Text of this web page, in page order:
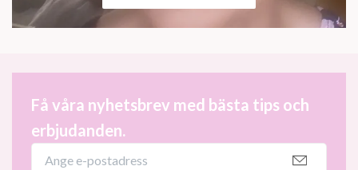
Få våra nyhetsbrev med bästa tips och
erbjudanden.